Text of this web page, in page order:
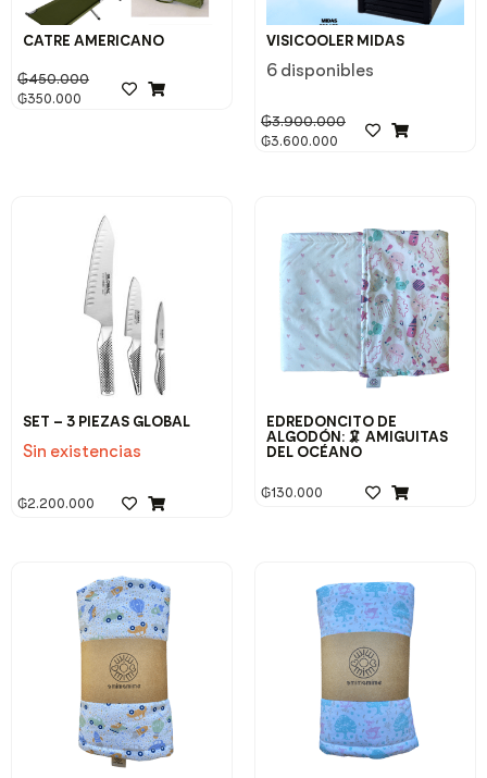
CATRE AMERICANO
₲450.000
₲350.000
VISICOOLER MIDAS
6 disponibles
₲3.900.000
₲3.600.000
SET – 3 PIEZAS GLOBAL
Sin existencias
₲2.200.000
EDREDONCITO DE
ALGODÓN: 🦑 AMIGUITAS
DEL OCÉANO
₲130.000